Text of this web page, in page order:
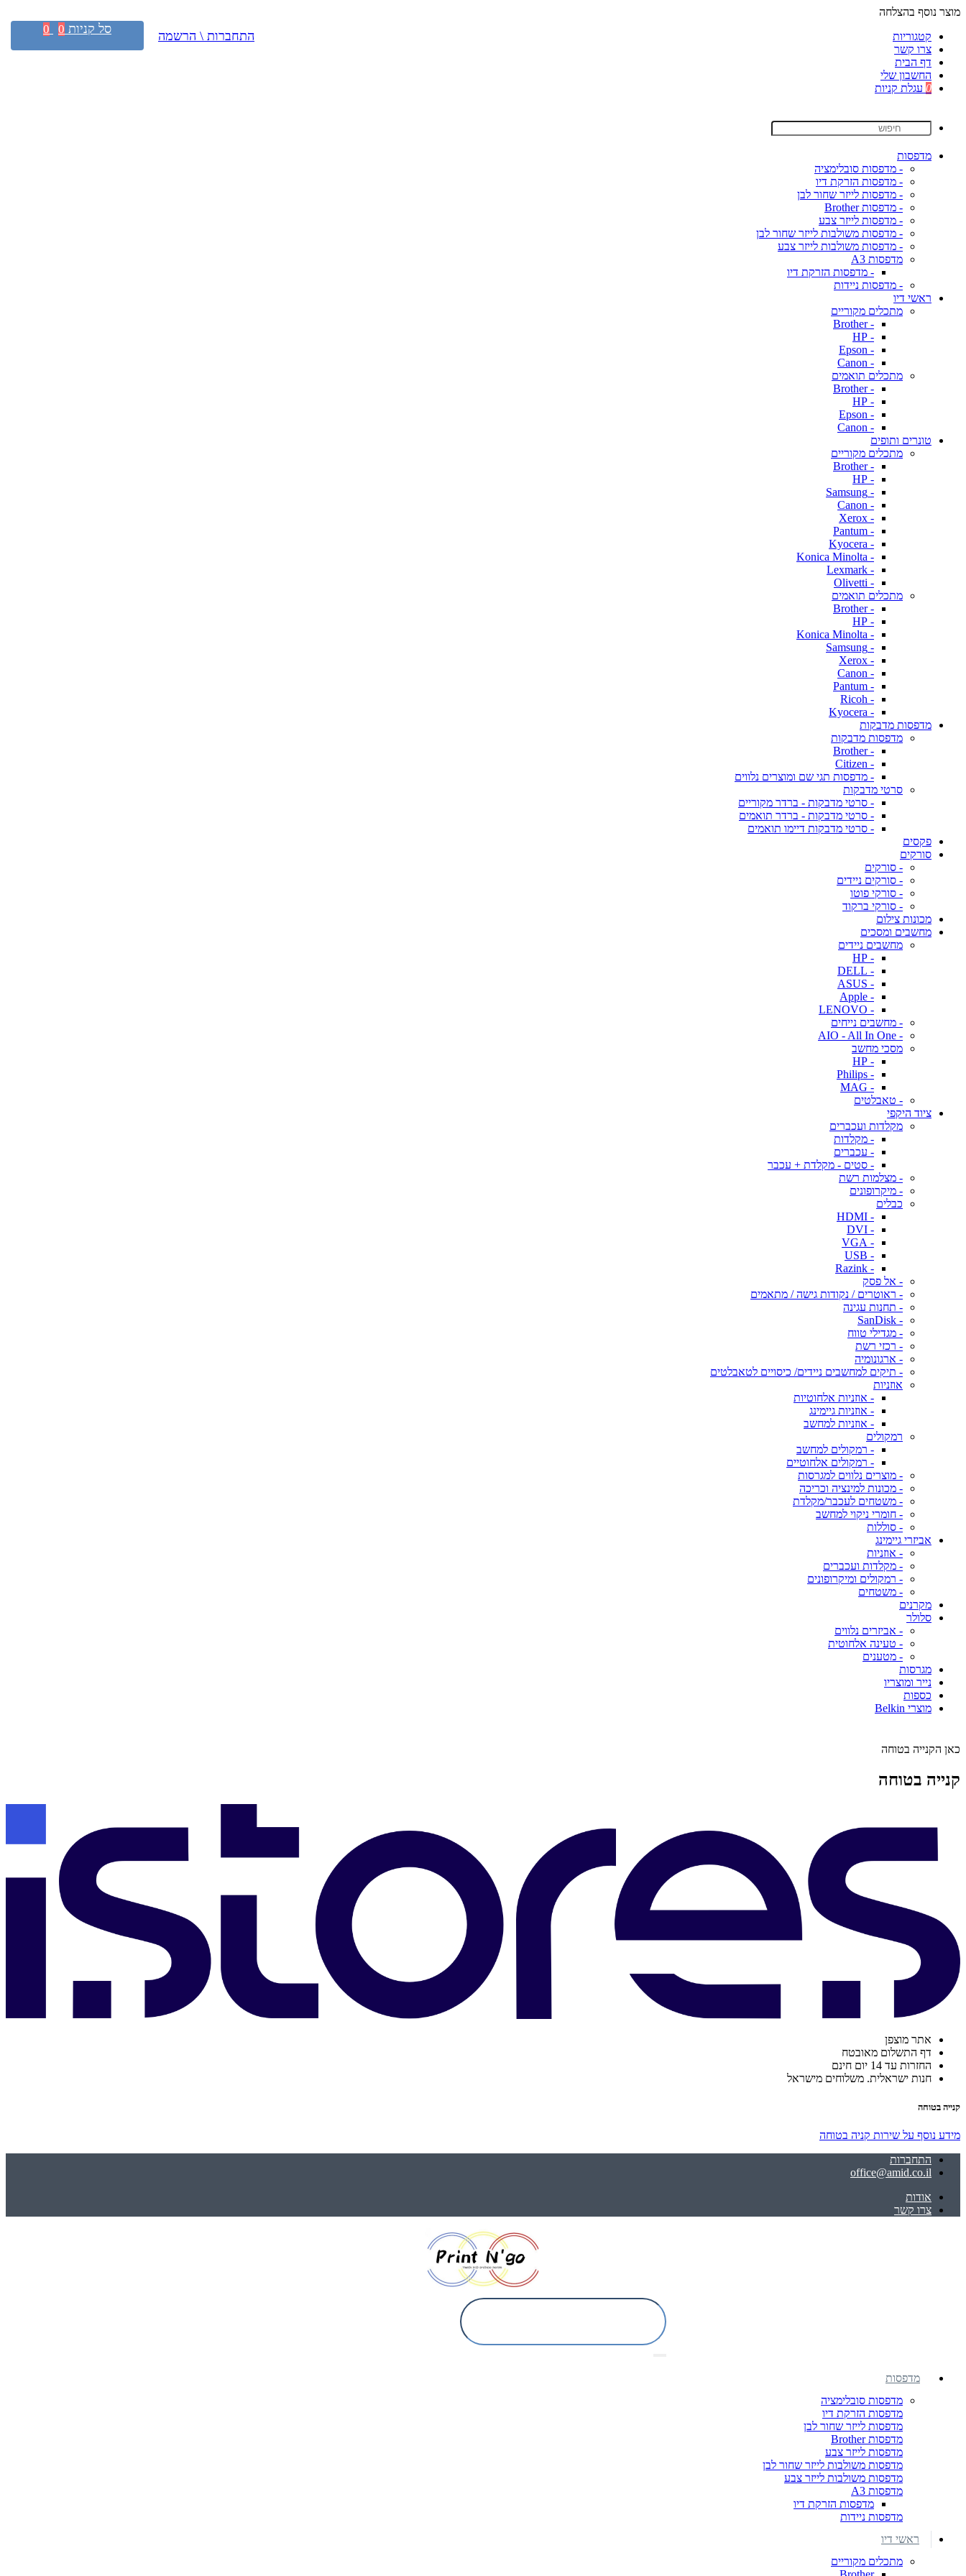
מוצר נוסף בהצלחה
קטגוריות
צרו קשר
דף הבית
החשבון שלי
0 עגלת קניות
מדפסות
- מדפסות סובלימציה
- מדפסות הזרקת דיו
- מדפסות לייזר שחור לבן
- מדפסות Brother
- מדפסות לייזר צבע
- מדפסות משולבות לייזר שחור לבן
- מדפסות משולבות לייזר צבע
מדפסות A3
- מדפסות הזרקת דיו
- מדפסות ניידות
ראשי דיו
מתכלים מקוריים
- Brother
- HP
- Epson
- Canon
מתכלים תואמים
- Brother
- HP
- Epson
- Canon
טונרים ותופים
מתכלים מקוריים
- Brother
- HP
- Samsung
- Canon
- Xerox
- Pantum
- Kyocera
- Konica Minolta
- Lexmark
- Olivetti
מתכלים תואמים
- Brother
- HP
- Konica Minolta
- Samsung
- Xerox
- Canon
- Pantum
- Ricoh
- Kyocera
מדפסות מדבקות
מדפסות מדבקות
- Brother
- Citizen
- מדפסות תגי שם ומוצרים נלווים
סרטי מדבקות
- סרטי מדבקות - ברדר מקוריים
- סרטי מדבקות - ברדר תואמים
- סרטי מדבקות דיימו תואמים
פקסים
סורקים
- סורקים
- סורקים ניידים
- סורקי פוטו
- סורקי ברקוד
מכונות צילום
מחשבים ומסכים
מחשבים ניידים
- HP
- DELL
- ASUS
- Apple
- LENOVO
- מחשבים נייחים
- AIO - All In One
מסכי מחשב
- HP
- Philips
- MAG
- טאבלטים
ציוד היקפי
מקלדות ועכברים
- מקלדות
- עכברים
- סטים - מקלדת + עכבר
- מצלמות רשת
- מיקרופונים
כבלים
- HDMI
- DVI
- VGA
- USB
- Razink
- אל פסק
- ראוטרים / נקודות גישה / מתאמים
- תחנות עגינה
- SanDisk
- מגדילי טווח
- רכזי רשת
- ארגונומיה
- תיקים למחשבים ניידים/ כיסויים לטאבלטים
אוזניות
- אוזניות אלחוטיות
- אוזניות גיימינג
- אוזניות למחשב
רמקולים
- רמקולים למחשב
- רמקולים אלחוטיים
- מוצרים נלווים למגרסות
- מכונות למינציה וכריכה
- משטחים לעכבר/מקלדת
- חומרי ניקוי למחשב
- סוללות
אביזרי גיימינג
- אוזניות
- מקלדות ועכברים
- רמקולים ומיקרופונים
- משטחים
מקרנים
סלולר
- אביזרים נלווים
- טעינה אלחוטית
- מטענים
מגרסות
נייר ומוצריו
כספות
מוצרי Belkin
כאן הקנייה בטוחה
קנייה בטוחה
אתר מוצפן
דף התשלום מאובטח
החזרות עד 14 יום חינם
חנות ישראלית. משלוחים מישראל
קנייה בטוחה
מידע נוסף על שירות קניה בטוחה
התחברות
office@amid.co.il
אודות
צרו קשר
התחברות \ הרשמה סל קניות 0
0
מדפסות
מדפסות סובלימציה
מדפסות הזרקת דיו
מדפסות לייזר שחור לבן
מדפסות Brother
מדפסות לייזר צבע
מדפסות משולבות לייזר שחור לבן
מדפסות משולבות לייזר צבע
מדפסות A3
מדפסות הזרקת דיו
מדפסות ניידות
ראשי דיו
מתכלים מקוריים